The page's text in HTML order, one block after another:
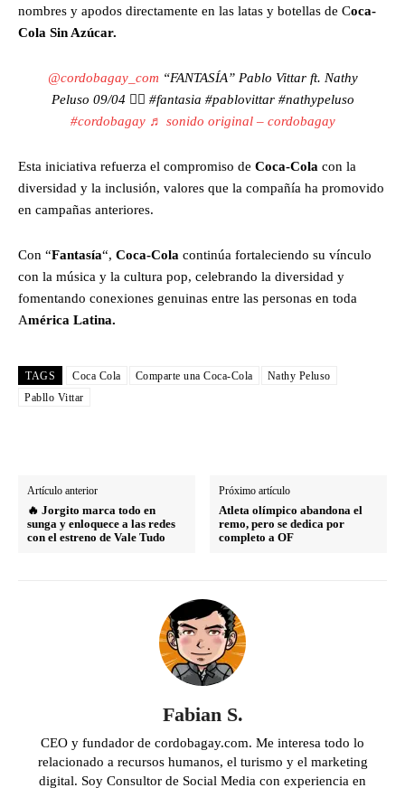
nombres y apodos directamente en las latas y botellas de Coca-
Cola Sin Azúcar.
@cordobagay_com “FANTASÍA” Pablo Vittar ft. Nathy
Peluso 09/04 ❤️‍🔥 #fantasia #pablovittar #nathypeluso
#cordobagay ♬ sonido original – cordobagay
Esta iniciativa refuerza el compromiso de Coca-Cola con la
diversidad y la inclusión, valores que la compañía ha promovido
en campañas anteriores.
Con “Fantasía“, Coca-Cola continúa fortaleciendo su vínculo
con la música y la cultura pop, celebrando la diversidad y
fomentando conexiones genuinas entre las personas en toda
América Latina.
TAGS Coca Cola Comparte una Coca-Cola
Nathy Peluso
Pabllo Vittar
Artículo anterior
🔥 Jorgito marca todo en
sunga y enloquece a las redes
con el estreno de Vale Tudo
Próximo artículo
Atleta olímpico abandona el
remo, pero se dedica por
completo a OF
Fabian S.
CEO y fundador de cordobagay.com. Me interesa todo lo
relacionado a recursos humanos, el turismo y el marketing
digital. Soy Consultor de Social Media con experiencia en